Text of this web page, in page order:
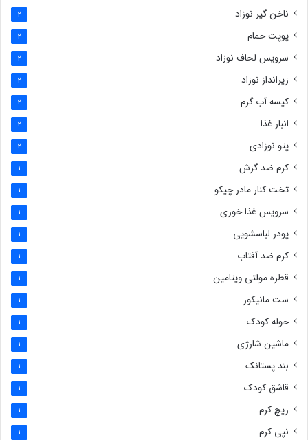
ناخن گیر نوزاد 2
پوپت حمام 2
سرویس لحاف نوزاد 2
زیرانداز نوزاد 2
کیسه آب گرم 2
انبار غذا 2
پتو نوزادی 2
کرم ضد گزش 1
تخت کنار مادر چیکو 1
سرویس غذا خوری 1
پودر لباسشویی 1
کرم ضد آفتاب 1
قطره مولتی ویتامین 1
ست مانیکور 1
حوله کودک 1
ماشین شارژی 1
بند پستانک 1
قاشق کودک 1
ریچ کرم 1
نپی کرم 1